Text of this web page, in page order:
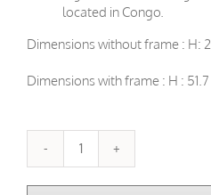
located in Congo.
Dimensions without frame : H:
Dimensions with frame : H :
quantité